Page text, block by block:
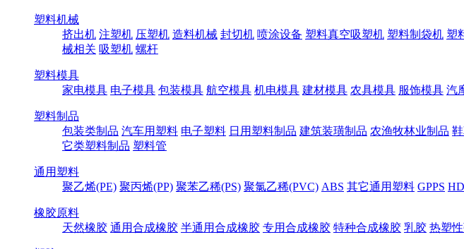
塑料机械
挤出机 注塑机 压塑机 造料机械 封切机 喷涂设备 塑料真空吸塑机 塑料制袋机 塑
械相关 吸塑机 螺杆
塑料模具
家电模具 电子模具 包装模具 航空模具 机电模具 建材模具 农具模具 服饰模具 汽
塑料制品
包装类制品 汽车用塑料 电子塑料 日用塑料制品 建筑装璜制品 农渔牧林业制品
它类塑料制品 塑料管
通用塑料
聚乙烯(PE) 聚丙烯(PP) 聚苯乙稀(PS) 聚氯乙稀(PVC) ABS 其它通用塑料 GPPS
橡胶原料
天然橡胶 通用合成橡胶 半通用合成橡胶 专用合成橡胶 特种合成橡胶 乳胶 热塑